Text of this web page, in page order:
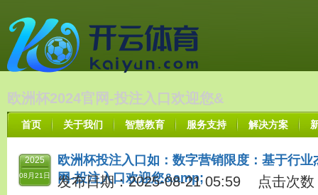
欧洲杯2024官网-投注入口欢迎您&
首页 关于我们 智慧教育 服务支持 解决方案
2025
08月21日
欧洲杯投注入口如：数字营销限度：基于行
网-投注入口欢迎您&amp;
发布日期：2025-08-21 05:59 点击次数